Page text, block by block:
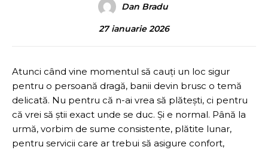
Dan Bradu
27 ianuarie 2026
Atunci când vine momentul să cauți un loc sigur
pentru o persoană dragă, banii devin brusc o temă
delicată. Nu pentru că n-ai vrea să plătești, ci pentru
că vrei să știi exact unde se duc. Și e normal. Până la
urmă, vorbim de sume consistente, plătite lunar,
pentru servicii care ar trebui să asigure confort,